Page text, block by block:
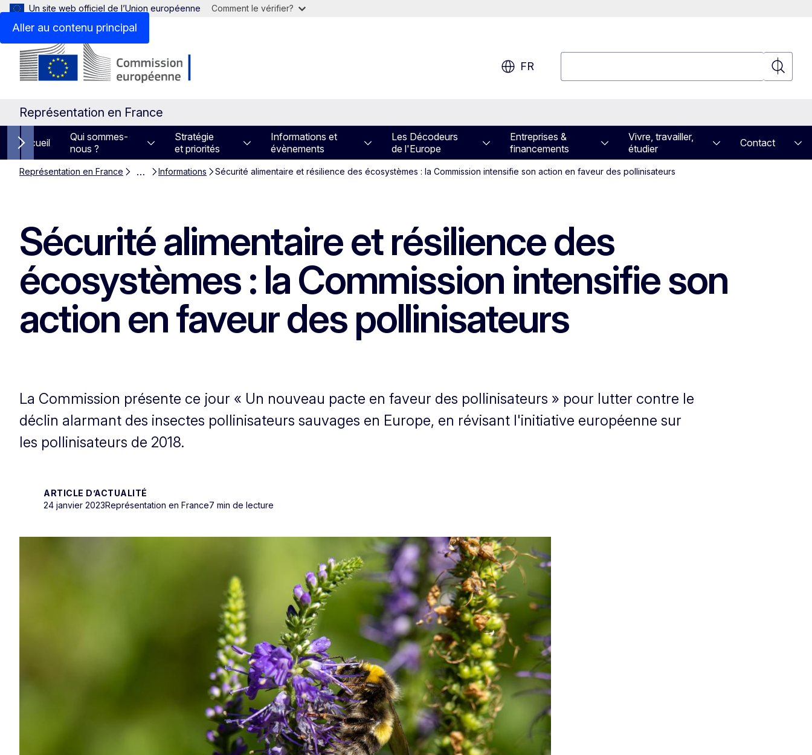
Aller au contenu principal
Un site web officiel de l’Union européenne Comment le vérifier?
FR
Représentation en France
Next items
Accueil
Qui sommes-
nous ?
Stratégie
et priorités
Informations et
évènements
Les Décodeurs
de l'Europe
Entreprises &
financements
Vivre, travailler,
étudier
Contact
Représentation en France … Informations Sécurité alimentaire et résilience des écosystèmes : la Commission intensifie son action en faveur des pollinisateurs
Sécurité alimentaire et résilience des
écosystèmes : la Commission intensifie son
action en faveur des pollinisateurs
La Commission présente ce jour « Un nouveau pacte en faveur des pollinisateurs » pour lutter contre le
déclin alarmant des insectes pollinisateurs sauvages en Europe, en révisant l'initiative européenne sur
les pollinisateurs de 2018.
ARTICLE D’ACTUALITÉ
24 janvier 2023Représentation en France7 min de lecture